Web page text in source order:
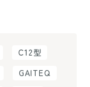
C12型
GAITEQ